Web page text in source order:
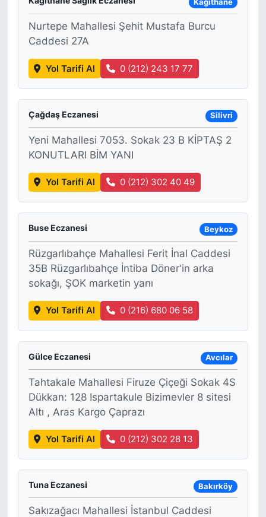
Kağıthane
Nurtepe Mahallesi Şehit Mustafa Burcu
Caddesi 27A
Yol Tarifi Al 0 (212) 243 17 77
Çağdaş Eczanesi Silivri
Yeni Mahallesi 7053. Sokak 23 B KİPTAŞ 2
KONUTLARI BİM YANI
Yol Tarifi Al 0 (212) 302 40 49
Buse Eczanesi Beykoz
Rüzgarlıbahçe Mahallesi Ferit İnal Caddesi
35B Rüzgarlıbahçe İntiba Döner'in arka
sokağı, ŞOK marketin yanı
Yol Tarifi Al 0 (216) 680 06 58
Gülce Eczanesi Avcılar
Tahtakale Mahallesi Firuze Çiçeği Sokak 4S
Dükkan: 128 Ispartakule Bizimevler 8 sitesi
Altı , Aras Kargo Çaprazı
Yol Tarifi Al 0 (212) 302 28 13
Tuna Eczanesi Bakırköy
Sakızağacı Mahallesi İstanbul Caddesi